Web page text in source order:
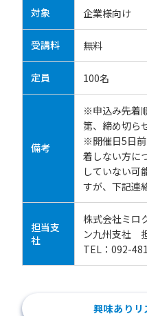
対象 企業様向け
受講料 無料
定員 100名
備考
※申込み先着
第、締め切ら
※開催日5日
着しない方に
していない可
すが、下記連
担当支
社
株式会社ミロ
ン九州支社
TEL：092-
興味ありリ